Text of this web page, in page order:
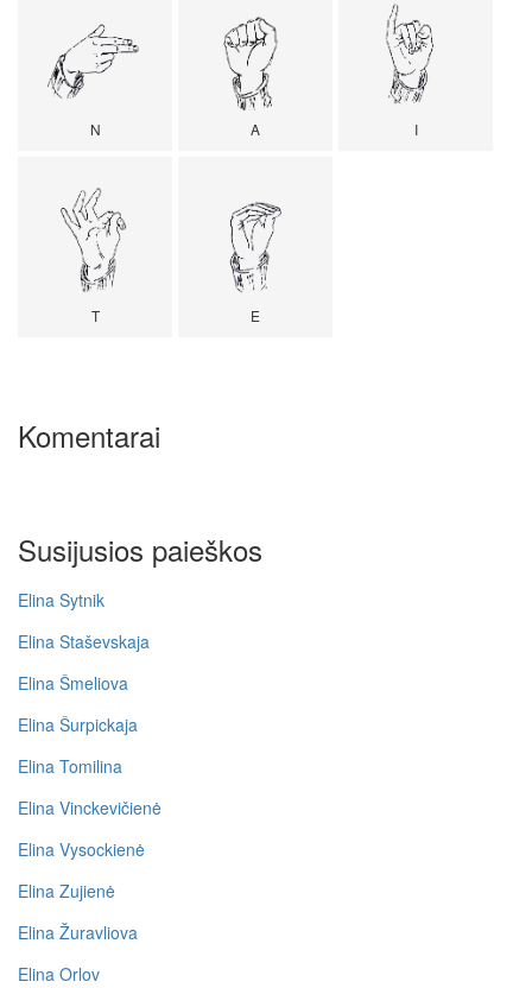
N A I
T E
Komentarai
Susijusios paieškos
Elina Sytnik
Elina Staševskaja
Elina Šmeliova
Elina Šurpickaja
Elina Tomilina
Elina Vinckevičienė
Elina Vysockienė
Elina Zujienė
Elina Žuravliova
Elina Orlov